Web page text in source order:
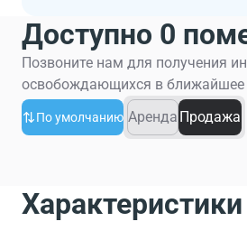
Доступно 0
Позвоните нам для получения
освобождающихся в
По умолчанию Аренда Продажа
Характеристики